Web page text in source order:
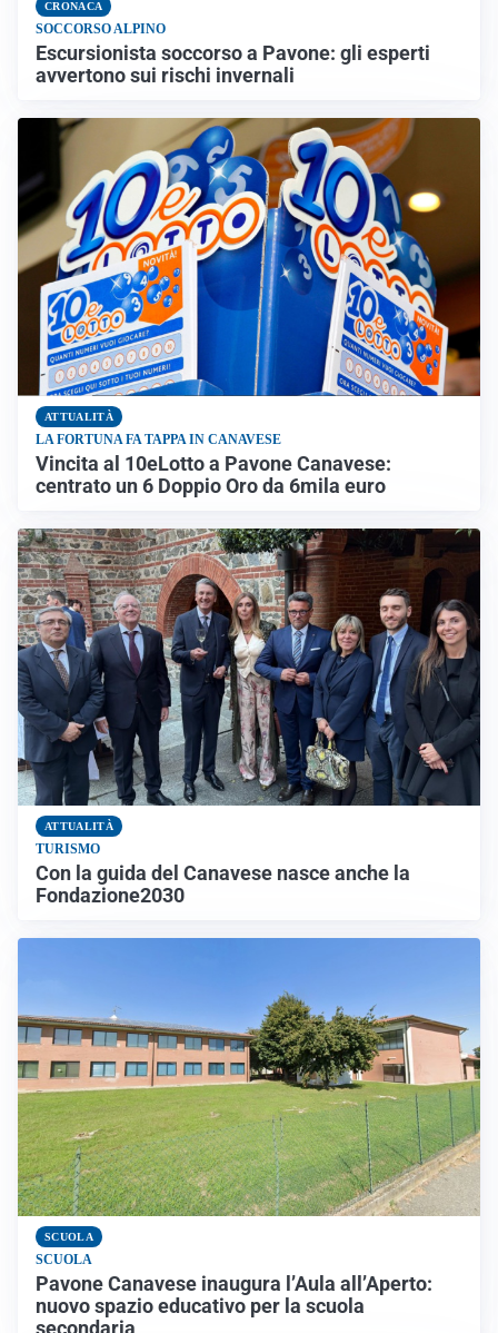
CRONACA
SOCCORSO ALPINO
Escursionista soccorso a Pavone: gli esperti
avvertono sui rischi invernali
ATTUALITÀ
LA FORTUNA FA TAPPA IN CANAVESE
Vincita al 10eLotto a Pavone Canavese:
centrato un 6 Doppio Oro da 6mila euro
ATTUALITÀ
TURISMO
Con la guida del Canavese nasce anche la
Fondazione2030
SCUOLA
SCUOLA
Pavone Canavese inaugura l’Aula all’Aperto:
nuovo spazio educativo per la scuola
secondaria